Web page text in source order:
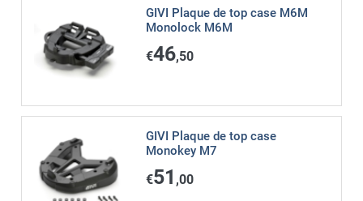
GIVI Plaque de top case M6M
Monolock M6M
€46,50
GIVI Plaque de top case
Monokey M7
€51 ,00